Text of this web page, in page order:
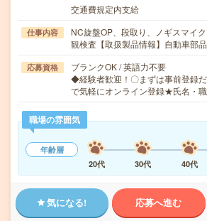
交通費規定内支給
仕事内容
NC旋盤OP、段取り、ノギスマイ
観検査【取扱製品情報】自動車部
応募資格
ブランクOK / 英語力不要
◆経験者歓迎！〇まずは事前登録
で気軽にオンライン登録★氏名・
職場の雰囲気
年齢層
20代
30代 40代
気になる! 応募へ進む